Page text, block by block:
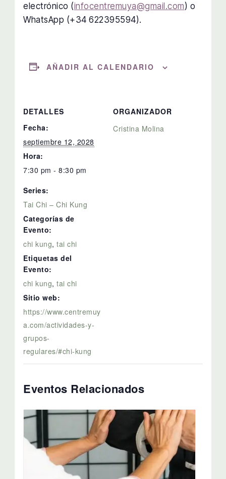
electrónico (infocentremuya@gmail.com) o
WhatsApp (+34 622395594).
AÑADIR AL CALENDARIO
DETALLES
Fecha:
septiembre 12, 2028
Hora:
7:30 pm - 8:30 pm
Series:
Tai Chi – Chi Kung
Categorías de
Evento:
chi kung,tai chi
Etiquetas del
Evento:
chi kung,tai chi
Sitio web:
https://www.centremuy
a.com/actividades-y-
grupos-
regulares/#chi-kung
ORGANIZADOR
Cristina Molina
Eventos Relacionados